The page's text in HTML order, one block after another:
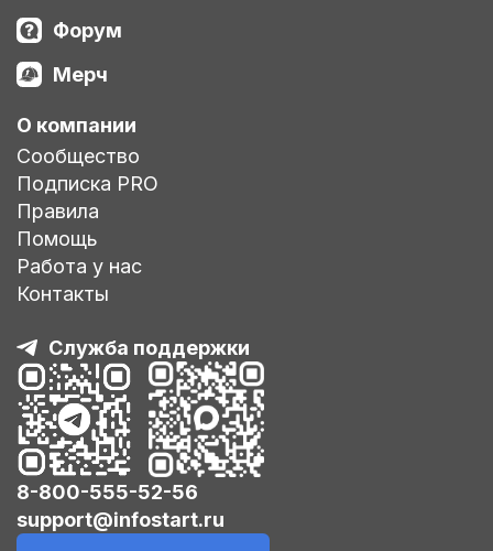
Форум
Мерч
О компании
Сообщество
Подписка PRO
Правила
Помощь
Работа у нас
Контакты
Служба поддержки
8-800-555-52-56
support@infostart.ru